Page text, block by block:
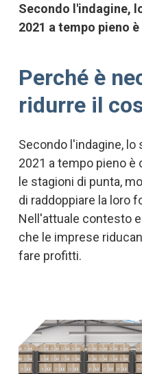
Perché è
ridurre il
Secondo l'indagine,
2021 a tempo pieno è
le stagioni di punta,
di raddoppiare la loro
Nell'attuale contesto
che le imprese
fare profitti.
Secondo l'indagine,
2021 a tempo pieno